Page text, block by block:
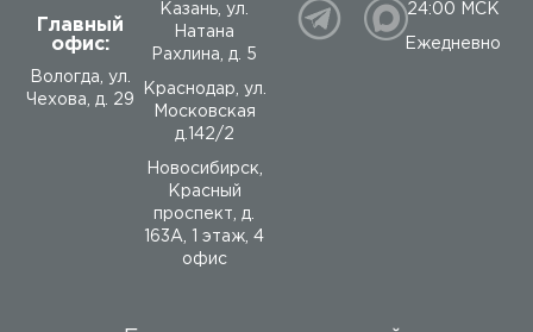
Главный
офис:
Вологда, ул.
Чехова, д. 29
Казань, ул.
Натана
Рахлина, д. 5
Краснодар, ул.
Московская
д.142/2
Новосибирск,
Красный
проспект, д.
163А, 1 этаж, 4
офис
24:00 МСК
Ежедневно